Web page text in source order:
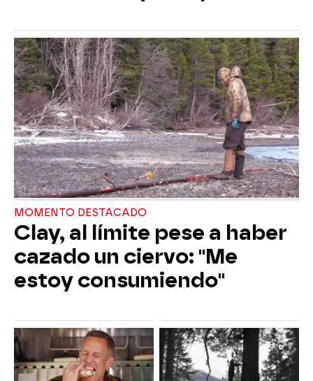
MOMENTO DESTACADO
Clay, al límite pese a haber
cazado un ciervo: "Me
estoy consumiendo"